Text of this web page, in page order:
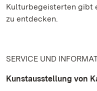
Kulturbegeisterten gibt
zu entdecken.
SERVICE UND
Kunstausstellung von